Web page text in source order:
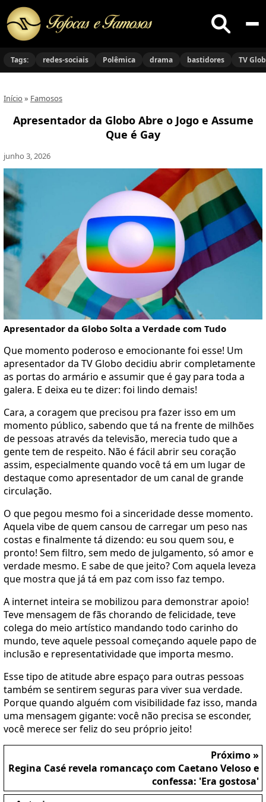
Buscar
no
Tags: redes-sociais Polêmica drama bastidores TV
Início » Famosos
Apresentador da Globo Abre o Jogo e Assume
Que é Gay
junho 3, 2026
Apresentador da Globo Solta a Verdade com Tudo
Que momento poderoso e emocionante foi esse! Um
apresentador da TV Globo decidiu abrir completamente
as portas do armário e assumir que é gay para toda a
galera. E deixa eu te dizer: foi lindo demais!
Cara, a coragem que precisou pra fazer isso em um
momento público, sabendo que tá na frente de milhões
de pessoas através da televisão, merecia tudo que a
gente tem de respeito. Não é fácil abrir seu coração
assim, especialmente quando você tá em um lugar de
destaque como apresentador de um canal de grande
circulação.
O que pegou mesmo foi a sinceridade desse momento.
Aquela vibe de quem cansou de carregar um peso nas
costas e finalmente tá dizendo: eu sou quem sou, e
pronto! Sem filtro, sem medo de julgamento, só amor e
verdade mesmo. E sabe de que jeito? Com aquela leveza
que mostra que já tá em paz com isso faz tempo.
A internet inteira se mobilizou para demonstrar apoio!
Teve mensagem de fãs chorando de felicidade, teve
colega do meio artístico mandando todo carinho do
mundo, teve aquele pessoal começando aquele papo de
inclusão e representatividade que importa mesmo.
Esse tipo de atitude abre espaço para outras pessoas
também se sentirem seguras para viver sua verdade.
Porque quando alguém com visibilidade faz isso, manda
uma mensagem gigante: você não precisa se esconder,
você merece ser feliz do seu próprio jeito!
Próximo »
Regina Casé revela romancaço com Caetano Veloso e
confessa: 'Era gostosa'